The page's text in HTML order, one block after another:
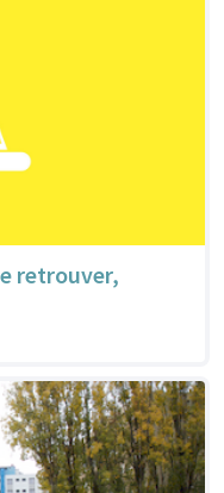
retrouver,